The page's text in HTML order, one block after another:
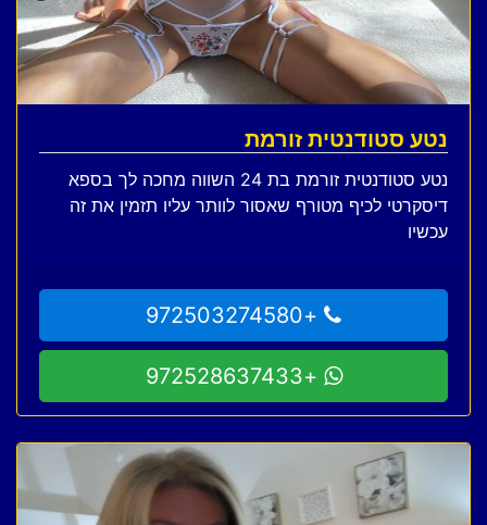
נטע סטודנטית זורמת
נטע סטודנטית זורמת בת 24 השווה מחכה לך בספא
דיסקרטי לכיף מטורף שאסור לוותר עליו תזמין את זה
עכשיו
+972503274580
+972528637433